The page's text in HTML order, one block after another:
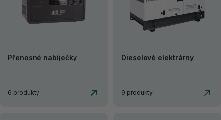
Přenosné nabíječky
6 produkty
Dieselové elektrárny
9 produkty